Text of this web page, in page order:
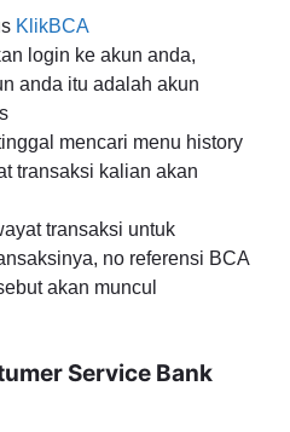
KlikBCA
login ke akun anda,
anda itu adalah akun
mencari menu history
transaksi kalian akan
transaksi untuk
no referensi BCA
akan muncul
Service Bank